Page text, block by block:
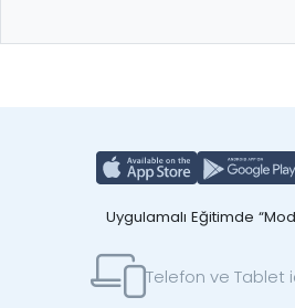
Uygulamalı Eğitimde
Telefon ve Tablet